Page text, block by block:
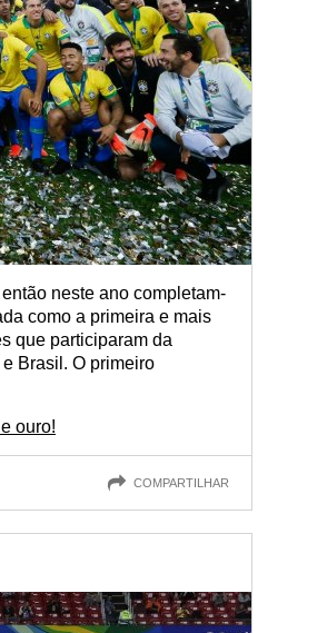
neste ano completam-
como a primeira e mais
que participaram da
Brasil. O primeiro
ouro!
COMPARTILHAR